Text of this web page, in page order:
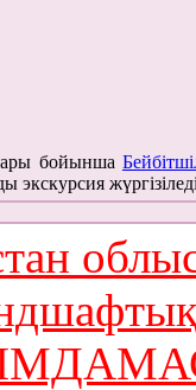
бойынша
экскурсия